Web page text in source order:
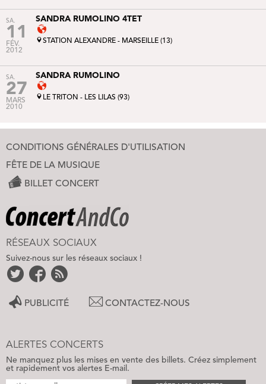
SA.
11
FÉV.
2012
SANDRA RUMOLINO 4TET
STATION ALEXANDRE - MARSEILLE (13)
SA.
27
MARS
2010
SANDRA RUMOLINO
LE TRITON - LES LILAS (93)
CONDITIONS GÉNÉRALES D'UTILISATION
FÊTE DE LA MUSIQUE
BILLET CONCERT
RÉSEAUX SOCIAUX
Suivez-nous sur les réseaux sociaux !
PUBLICITÉ CONTACTEZ-NOUS
ALERTES CONCERTS
Ne manquez plus les mises en vente des billets. Créez simplement
et rapidement vos alertes E-mail.